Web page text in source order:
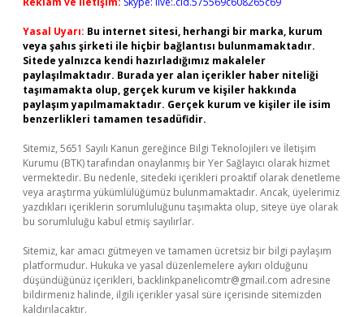
Yasal Uyarı: Bu internet sitesi, herhangi bir marka, kurum
veya şahıs şirketi ile hiçbir bağlantısı bulunmamaktadır.
Sitede yalnızca kendi hazırladığımız makaleler
paylaşılmaktadır. Burada yer alan içerikler haber niteliği
taşımamakta olup, gerçek kurum ve kişiler hakkında
paylaşım yapılmamaktadır. Gerçek kurum ve kişiler ile isim
benzerlikleri tamamen tesadüfidir.
Sitemiz, 5651 Sayılı Kanun gereğince Bilgi Teknolojileri ve İletişim
Kurumu (BTK) tarafından onaylanmış bir Yer Sağlayıcı olarak hizmet
vermektedir. Bu nedenle, sitedeki içerikleri proaktif olarak denetleme
veya araştırma yükümlülüğümüz bulunmamaktadır. Ancak, üyelerimiz
yazdıkları içeriklerin sorumluluğunu taşımakta olup, siteye üye olarak
bu sorumluluğu kabul etmiş sayılırlar.
Sitemiz, kar amacı gütmeyen ve tamamen ücretsiz bir bilgi paylaşım
platformudur. Hukuka ve yasal düzenlemelere aykırı olduğunu
düşündüğünüz içerikleri, backlinkpanelicomtr@gmail.com adresine
bildirmeniz halinde, ilgili içerikler yasal süre içerisinde sitemizden
kaldırılacaktır.